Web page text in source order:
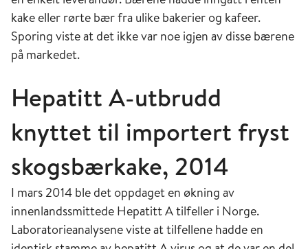
kake eller rørte bær fra ulike bakerier og kafeer.
Sporing viste at det ikke var noe igjen av disse bærene
på markedet.
Hepatitt A-utbrudd
knyttet til importert fryst
skogsbærkake, 2014
I mars 2014 ble det oppdaget en økning av
innenlandssmittede Hepatitt A tilfeller i Norge.
Laboratorieanalysene viste at tilfellene hadde en